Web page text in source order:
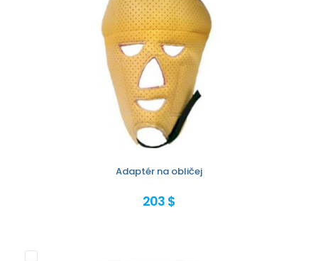
Adaptér na obličej
203 $